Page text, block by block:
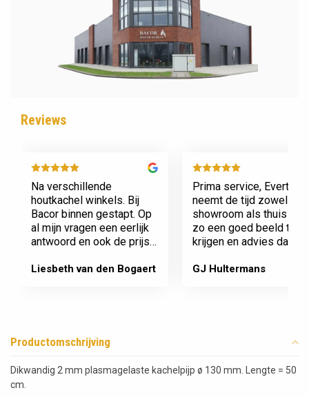
Reviews
Na verschillende
houtkachel winkels. Bij
Bacor binnen gestapt. Op
al mijn vragen een eerlijk
antwoord en ook de prijs
Afspraak is afspraak geen
Liesbeth van den Bogaert
Prima service, Evert
neemt de tijd zowel in
showroom als thuis om
zo een goed beeld te
krijgen en advies daarop
nieuwe kachel. Komt
GJ Hultermans
Productomschrijving
Dikwandig 2 mm plasmagelaste kachelpijp ø 130 mm. Lengte = 50
cm.